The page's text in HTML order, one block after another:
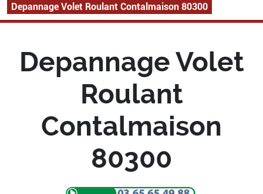
Depannage Volet Roulant Contalmaison 80300
Depannage Volet
Roulant
Contalmaison
80300